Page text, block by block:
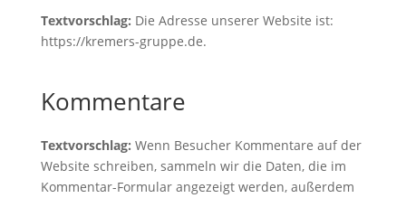
Textvorschlag: Die Adresse unserer Website ist:
https://kremers-gruppe.de.
Kommentare
Textvorschlag: Wenn Besucher Kommentare auf der
Website schreiben, sammeln wir die Daten, die im
Kommentar-Formular angezeigt werden, außerdem